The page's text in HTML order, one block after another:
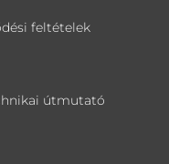
feltételek
útmutató